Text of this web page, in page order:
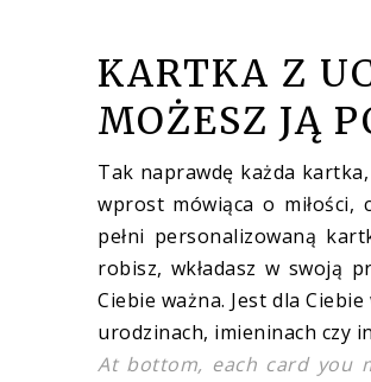
KARTKA Z
MOŻESZ JĄ
Tak naprawdę każda
wprost mówiąca o miłości,
pełni personalizowaną
robisz, wkładasz w swoją
Ciebie ważna. Jest dla
urodzinach, imieninach czy
At bottom, each card you